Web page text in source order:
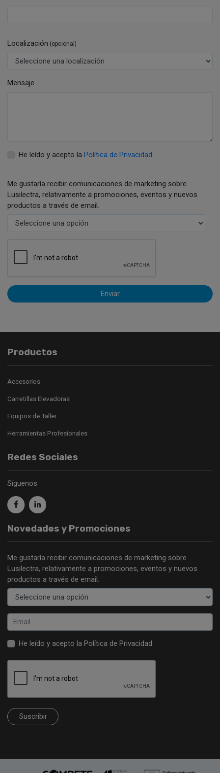
Localización (opcional)
Mensaje
He leído y acepto la Política de Privacidad.
Me gustaría recibir comunicaciones de marketing sobre
Lusilectra, relativamente a promociones, eventos y nuevos
productos a través de email.
Enviar
Productos
Accesorios
Carretillas Elevadoras
Equipos de Taller
Herramientas Profesionales
Redes Sociales
Síguenos
Novedades y Promociones
Me gustaría recibir comunicaciones de marketing sobre
Lusilectra, relativamente a promociones, eventos y nuevos
productos a través de email.
He leído y acepto la Política de Privacidad.
Suscribir